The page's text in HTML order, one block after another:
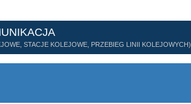
STACJE KOLEJOWE, PRZEBIEG LINII KOLEJOWYCH)